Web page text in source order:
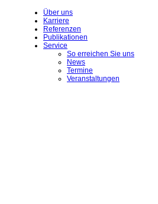
Über uns
Karriere
Referenzen
Publikationen
Service
So erreichen Sie uns
News
Termine
Veranstaltungen